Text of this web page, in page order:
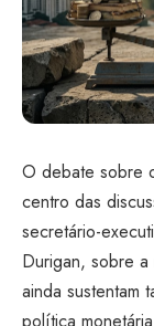
O debate sobre
centro das
secretário-
Durigan, sobre
ainda sustentam